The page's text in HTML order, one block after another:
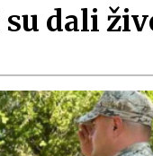
dali